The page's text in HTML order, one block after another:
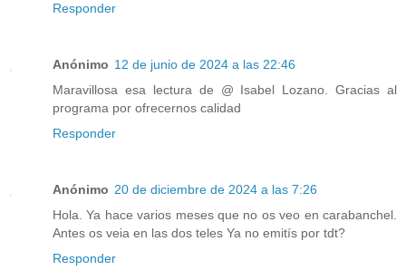
Responder
Anónimo 12 de junio de 2024 a las 22:46
Maravillosa esa lectura de @ Isabel Lozano. Gracias al
programa por ofrecernos calidad
Responder
Anónimo 20 de diciembre de 2024 a las 7:26
Hola. Ya hace varios meses que no os veo en carabanchel.
Antes os veia en las dos teles Ya no emitís por tdt?
Responder